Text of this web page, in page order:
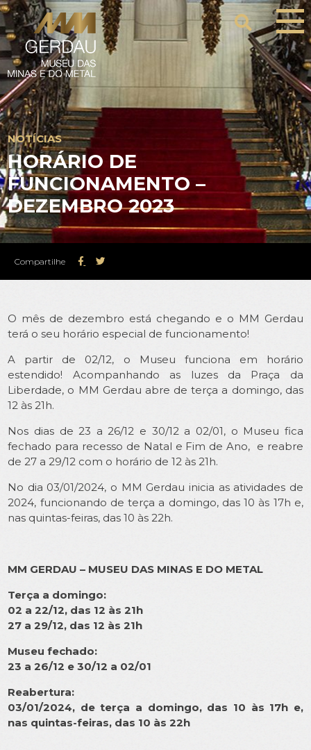
NOTÍCIAS
HORÁRIO DE
FUNCIONAMENTO –
DEZEMBRO 2023
Compartilhe
O mês de dezembro está chegando e o MM Gerdau
terá o seu horário especial de funcionamento!
A partir de 02/12, o Museu funciona em horário
estendido! Acompanhando as luzes da Praça da
Liberdade, o MM Gerdau abre de terça a domingo, das
12 às 21h.
Nos dias de 23 a 26/12 e 30/12 a 02/01, o Museu fica
fechado para recesso de Natal e Fim de Ano, e reabre
de 27 a 29/12 com o horário de 12 às 21h.
No dia 03/01/2024, o MM Gerdau inicia as atividades de
2024, funcionando de terça a domingo, das 10 às 17h e,
nas quintas-feiras, das 10 às 22h.
MM GERDAU – MUSEU DAS MINAS E DO METAL
Terça a domingo:
02 a 22/12, das 12 às 21h
27 a 29/12, das 12 às 21h
Museu fechado:
23 a 26/12 e 30/12 a 02/01
Reabertura:
03/01/2024, de terça a domingo, das 10 às 17h e,
nas quintas-feiras, das 10 às 22h